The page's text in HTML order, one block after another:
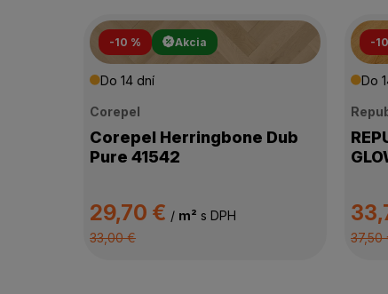
-10 % Akcia
Do 14 dní
Corepel
Corepel Herringbone Dub
Pure 41542
29,70 € / m² s DPH
33,00 €
-
Do
37,50